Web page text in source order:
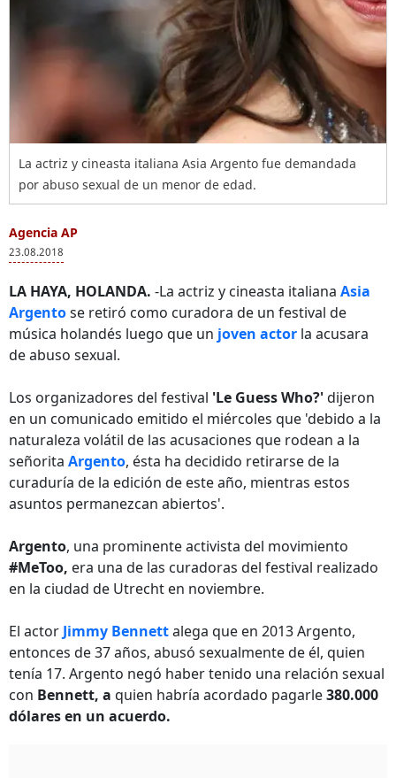
La actriz y cineasta italiana Asia Argento fue demandada
por abuso sexual de un menor de edad.
Agencia AP
23.08.2018
LA HAYA, HOLANDA. -La actriz y cineasta italiana Asia
Argentose retiró como curadora de un festival de
música holandés luego que un joven actor la acusara
de abuso sexual.
Los organizadores del festival 'Le Guess Who?'dijeron
en un comunicado emitido el miércoles que 'debido a la
naturaleza volátil de las acusaciones que rodean a la
señorita Argento, ésta ha decidido retirarse de la
curaduría de la edición de este año, mientras estos
asuntos permanezcan abiertos'.
Argento, una prominente activista del movimiento
#MeToo, era una de las curadoras del festival realizado
en la ciudad de Utrecht en noviembre.
El actor Jimmy Bennettalega que en 2013 Argento,
entonces de 37 años, abusó sexualmente de él, quien
tenía 17. Argento negó haber tenido una relación sexual
con Bennett, a quien habría acordado pagarle380.000
dólares en un acuerdo.